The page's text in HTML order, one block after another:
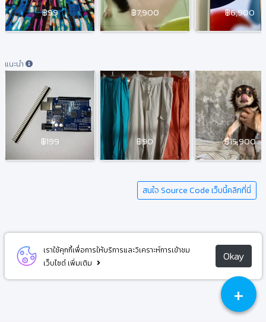
฿99 ฿7,900 ฿6,900
แนะนำ
฿199 ฿90 ฿15,900
สนใจ Source Code เว็บนี้คลิกที่นี่
เราใช้คุกกี้เพื่อการให้บริการและวิเคราะห์การเข้าชม
เว็บไซต์ เพิ่มเติม Okay
+